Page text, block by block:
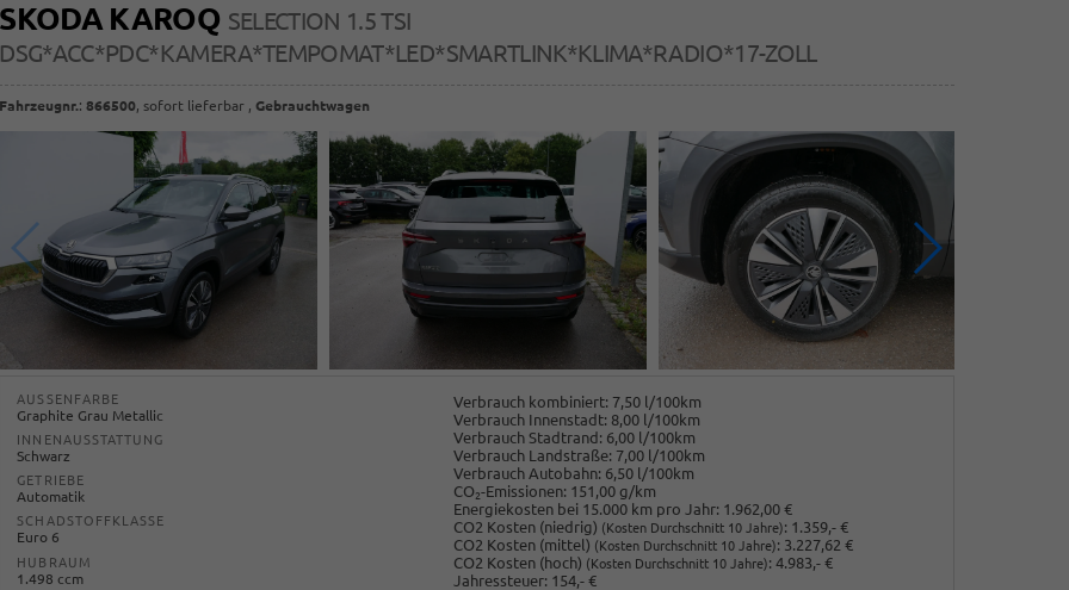
SKODA KAROQ SELECTION 1.5 TSI
DSG*ACC*PDC*KAMERA*TEMPOMAT*LED*SMARTLINK*KLIMA*RADIO*17-ZOLL
Fahrzeugnr.:866500,sofort lieferbar ,Gebrauchtwagen
AUSSENFARBE
Graphite Grau Metallic
INNENAUSSTATTUNG
Schwarz
GETRIEBE
Automatik
SCHADSTOFFKLASSE
Euro 6
HUBRAUM
1.498 ccm
Verbrauch kombiniert: 7,50 l/100km
Verbrauch Innenstadt: 8,00 l/100km
Verbrauch Stadtrand: 6,00 l/100km
Verbrauch Landstraße: 7,00 l/100km
Verbrauch Autobahn: 6,50 l/100km
CO2-Emissionen: 151,00 g/km
Energiekosten bei 15.000 km pro Jahr: 1.962,00 €
CO2 Kosten (niedrig) (Kosten Durchschnitt 10 Jahre): 1.359,- €
CO2 Kosten (mittel) (Kosten Durchschnitt 10 Jahre): 3.227,62 €
CO2 Kosten (hoch) (Kosten Durchschnitt 10 Jahre): 4.983,- €
Jahressteuer: 154,- €